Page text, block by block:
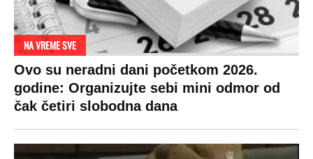
NA VREME SVE
Ovo su neradni dani početkom 2026.
godine: Organizujte sebi mini odmor od
čak četiri slobodna dana